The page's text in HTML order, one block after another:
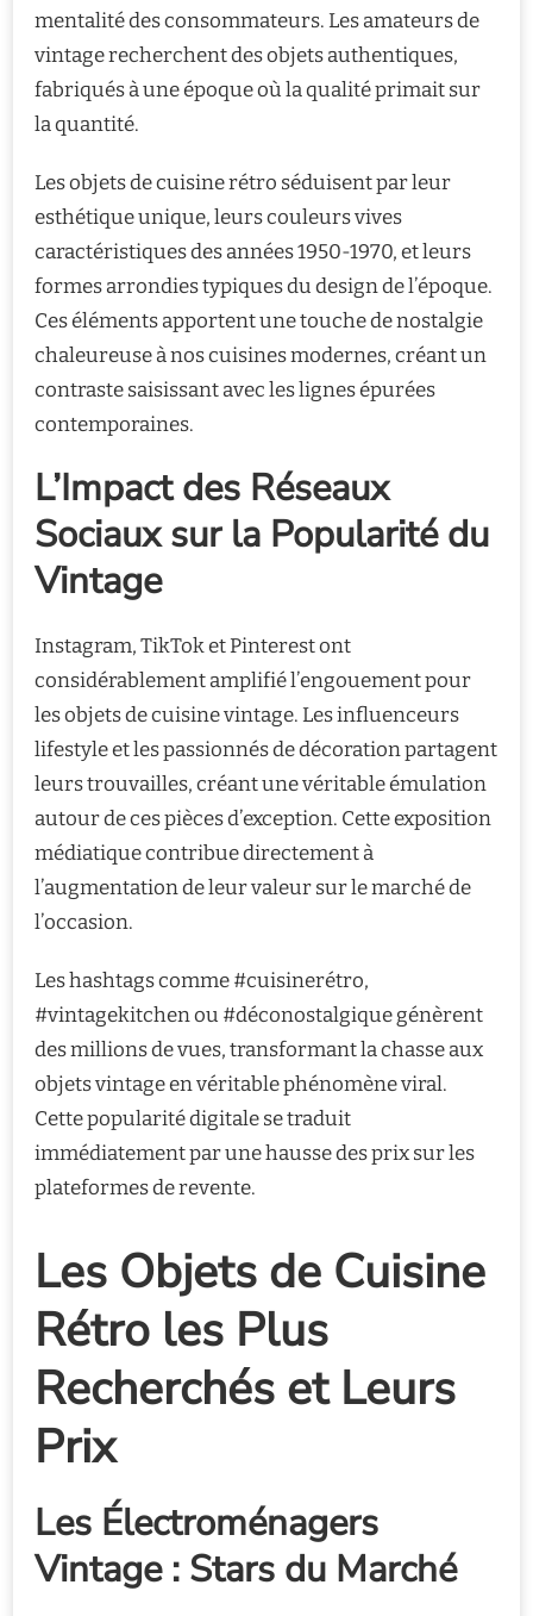
mentalité des consommateurs. Les amateurs de
vintage recherchent des objets authentiques,
fabriqués à une époque où la qualité primait sur
la quantité.
Les objets de cuisine rétro séduisent par leur
esthétique unique, leurs couleurs vives
caractéristiques des années 1950-1970, et leurs
formes arrondies typiques du design de l’époque.
Ces éléments apportent une touche de nostalgie
chaleureuse à nos cuisines modernes, créant un
contraste saisissant avec les lignes épurées
contemporaines.
L’Impact des Réseaux
Sociaux sur la Popularité du
Vintage
Instagram, TikTok et Pinterest ont
considérablement amplifié l’engouement pour
les objets de cuisine vintage. Les influenceurs
lifestyle et les passionnés de décoration partagent
leurs trouvailles, créant une véritable émulation
autour de ces pièces d’exception. Cette exposition
médiatique contribue directement à
l’augmentation de leur valeur sur le marché de
l’occasion.
Les hashtags comme #cuisinerétro,
#vintagekitchen ou #déconostalgique génèrent
des millions de vues, transformant la chasse aux
objets vintage en véritable phénomène viral.
Cette popularité digitale se traduit
immédiatement par une hausse des prix sur les
plateformes de revente.
Les Objets de Cuisine
Rétro les Plus
Recherchés et Leurs
Prix
Les Électroménagers
Vintage : Stars du Marché